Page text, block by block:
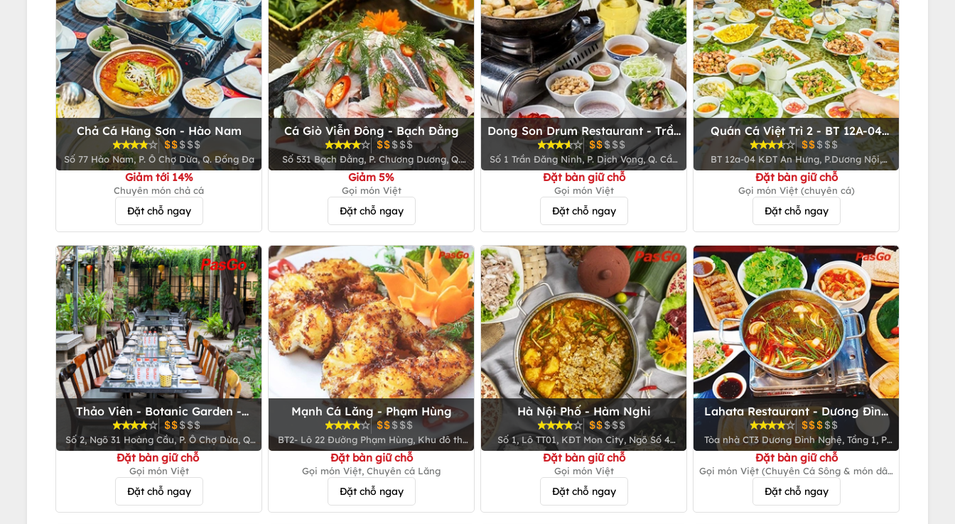
Chả Cá Hàng Sơn - Hào Nam
Số 77 Hào Nam, P. Ô Chợ Dừa, Q. Đống Đa
Giảm tới 14%
Chuyên món chả cá
Đặt chỗ ngay
Cá Giò Viễn Đông - Bạch Đằng
Số 531 Bạch Đằng, P. Chương Dương, Q.
Hoàn Kiếm
Giảm 5%
Gọi món Việt
Đặt chỗ ngay
Dong Son Drum Restaurant - Trần
Đăng Ninh
Số 1 Trần Đăng Ninh, P. Dịch Vọng, Q. Cầu
Giấy
Đặt bàn giữ chỗ
Gọi món Việt
Đặt chỗ ngay
Quán Cá Việt Trì 2 - BT 12A-04
KĐT An Hưng
BT 12a-04 KĐT An Hưng, P.Dương Nội,
Q.Hà Đông
Đặt bàn giữ chỗ
Gọi món Việt (chuyên cá)
Đặt chỗ ngay
Thảo Viên - Botanic Garden -
Hoàng Cầu
Số 2, Ngõ 31 Hoàng Cầu, P. Ô Chợ Dừa, Q.
Đống Đa
Đặt bàn giữ chỗ
Gọi món Việt
Đặt chỗ ngay
Mạnh Cá Lăng - Phạm Hùng
BT2- Lô 22 Đường Phạm Hùng, Khu đô thị
Mễ Trì Hạ - Q. Nam Từ Liêm (sau tòa nhà
CEO)
Đặt bàn giữ chỗ
Gọi món Việt, Chuyên cá Lăng
Đặt chỗ ngay
Hà Nội Phố - Hàm Nghi
Số 1, Lô TT01, KĐT Mon City, Ngõ Số 4
Hàm Nghi, Q. Nam Từ Liêm
Đặt bàn giữ chỗ
Gọi món Việt
Đặt chỗ ngay
Lahata Restaurant - Dương Đình
Nghệ
Tòa nhà CT3 Dương Đình Nghệ, Tầng 1, P.
Yên Hòa, Q. Cầu Giấy
Đặt bàn giữ chỗ
Gọi món Việt (Chuyên Cá Sông & món dân
tộc)
Đặt chỗ ngay